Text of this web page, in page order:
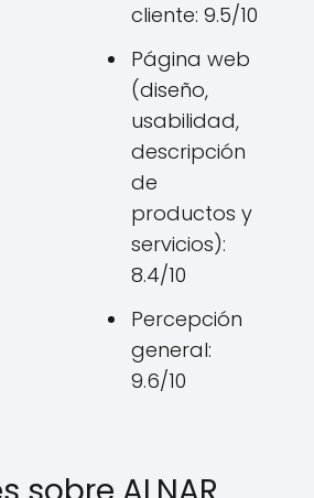
cliente: 9.5/10
Página web
(diseño,
usabilidad,
descripción
de
productos y
servicios):
8.4/10
Percepción
general:
9.6/10